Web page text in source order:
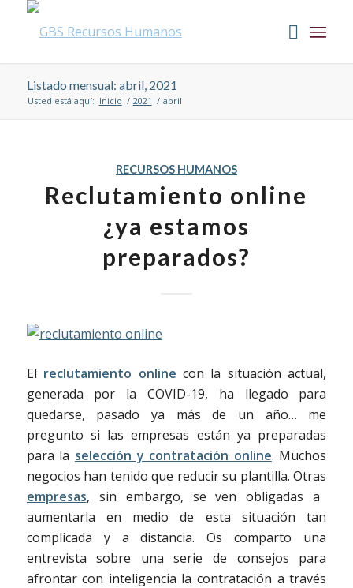
Listado mensual: abril, 2021
Usted está aquí: Inicio / 2021 / abril
RECURSOS HUMANOS
Reclutamiento online
¿ya estamos
preparados?
El reclutamiento online con la situación actual,
generada por la COVID-19, ha llegado para
quedarse, pasado ya más de un año… me
pregunto si las empresas están ya preparadas
para la selección y contratación online. Muchos
negocios han tenido que reducir su plantilla. Otras
empresas, sin embargo, se ven obligadas a
aumentarla en medio de esta situación tan
complicada y a distancia. Os comparto una
entrevista sobre una serie de consejos para
afrontar con inteligencia la contratación a través